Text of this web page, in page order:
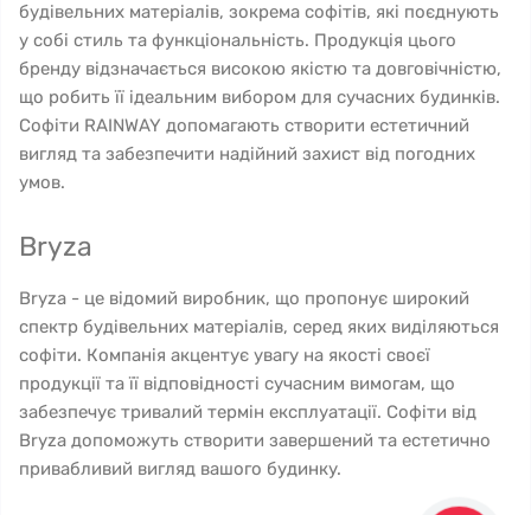
будівельних матеріалів, зокрема софітів, які поєднують
у собі стиль та функціональність. Продукція цього
бренду відзначається високою якістю та довговічністю,
що робить її ідеальним вибором для сучасних будинків.
Софіти RAINWAY допомагають створити естетичний
вигляд та забезпечити надійний захист від погодних
умов.
Bryza
Bryza - це відомий виробник, що пропонує широкий
спектр будівельних матеріалів, серед яких виділяються
софіти. Компанія акцентує увагу на якості своєї
продукції та її відповідності сучасним вимогам, що
забезпечує тривалий термін експлуатації. Софіти від
Bryza допоможуть створити завершений та естетично
привабливий вигляд вашого будинку.